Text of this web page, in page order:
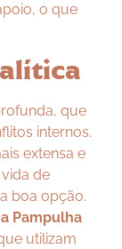
o que
que
internos.
extensa e
de
boa opção.
Pampulha
utilizam